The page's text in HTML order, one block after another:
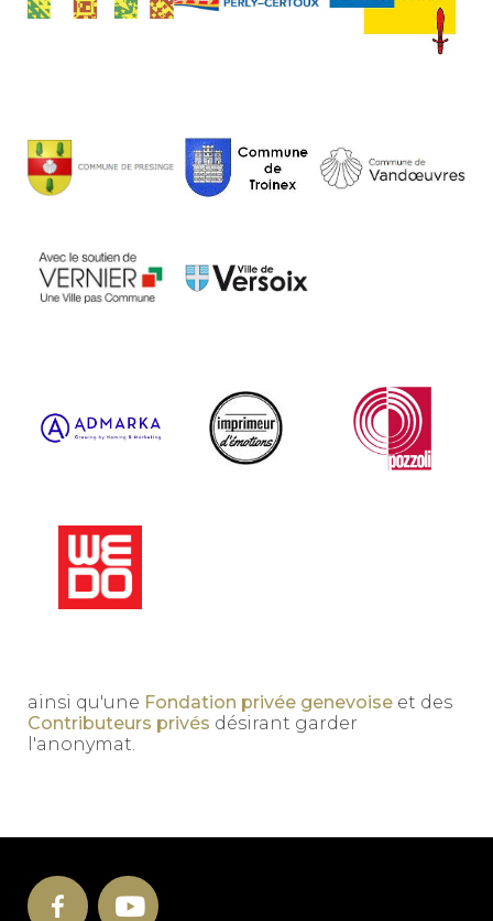
ainsi qu'une Fondation privée genevoise et des
Contributeurs privés désirant garder
l'anonymat.